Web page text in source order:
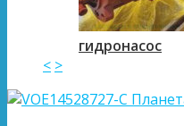
гидронасос
< >